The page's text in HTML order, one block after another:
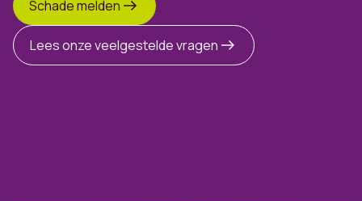
Schade melden
Lees onze veelgestelde vragen